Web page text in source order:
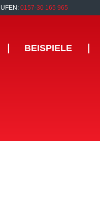
0157-30 165 965
BEISPIELE